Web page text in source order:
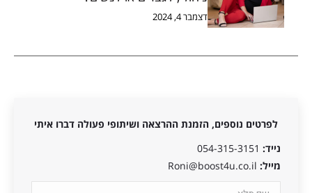
דצמבר 4, 2024
לפרטים נוספים, הזמנת ההרצאה ושיתופי פעולה דברו איתי
נייד: 054-315-3151
מייל: Roni@boost4u.co.il